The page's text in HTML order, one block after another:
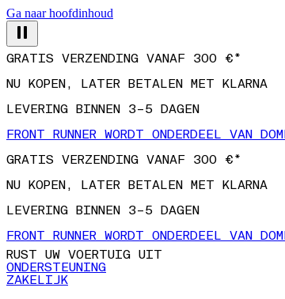
Ga naar hoofdinhoud
GRATIS VERZENDING VANAF 300 €*
NU KOPEN, LATER BETALEN MET KLARNA
LEVERING BINNEN 3–5 DAGEN
FRONT RUNNER WORDT ONDERDEEL VAN
GRATIS VERZENDING VANAF 300 €*
NU KOPEN, LATER BETALEN MET KLARNA
LEVERING BINNEN 3–5 DAGEN
FRONT RUNNER WORDT ONDERDEEL VAN
RUST UW VOERTUIG UIT
ONDERSTEUNING
ZAKELIJK